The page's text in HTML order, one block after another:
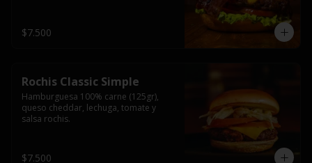
$7.500
Rochis Classic Simple
Hamburguesa 100% carne (125gr),
queso cheddar, lechuga, tomate y
salsa rochis.
$7.500